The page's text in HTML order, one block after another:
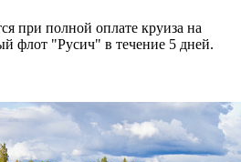
при полной оплате круиза на
флот "Русич" в течение 5 дней.